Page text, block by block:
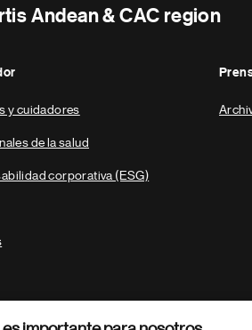
Andean & CAC region
y cuidadores
de la salud
corporativa (ESG)